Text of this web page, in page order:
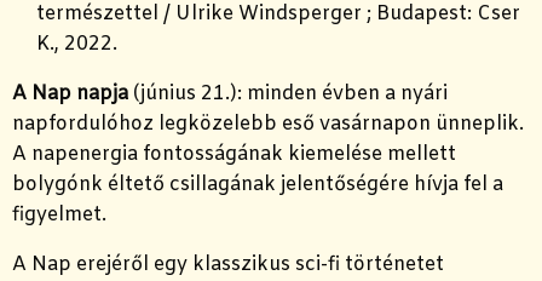
természettel / Ulrike Windsperger ; Budapest: Cser
K., 2022.
A Nap napja (június 21.): minden évben a nyári
napfordulóhoz legközelebb eső vasárnapon ünneplik.
A napenergia fontosságának kiemelése mellett
bolygónk éltető csillagának jelentőségére hívja fel a
figyelmet.
A Nap erejéről egy klasszikus sci-fi történetet